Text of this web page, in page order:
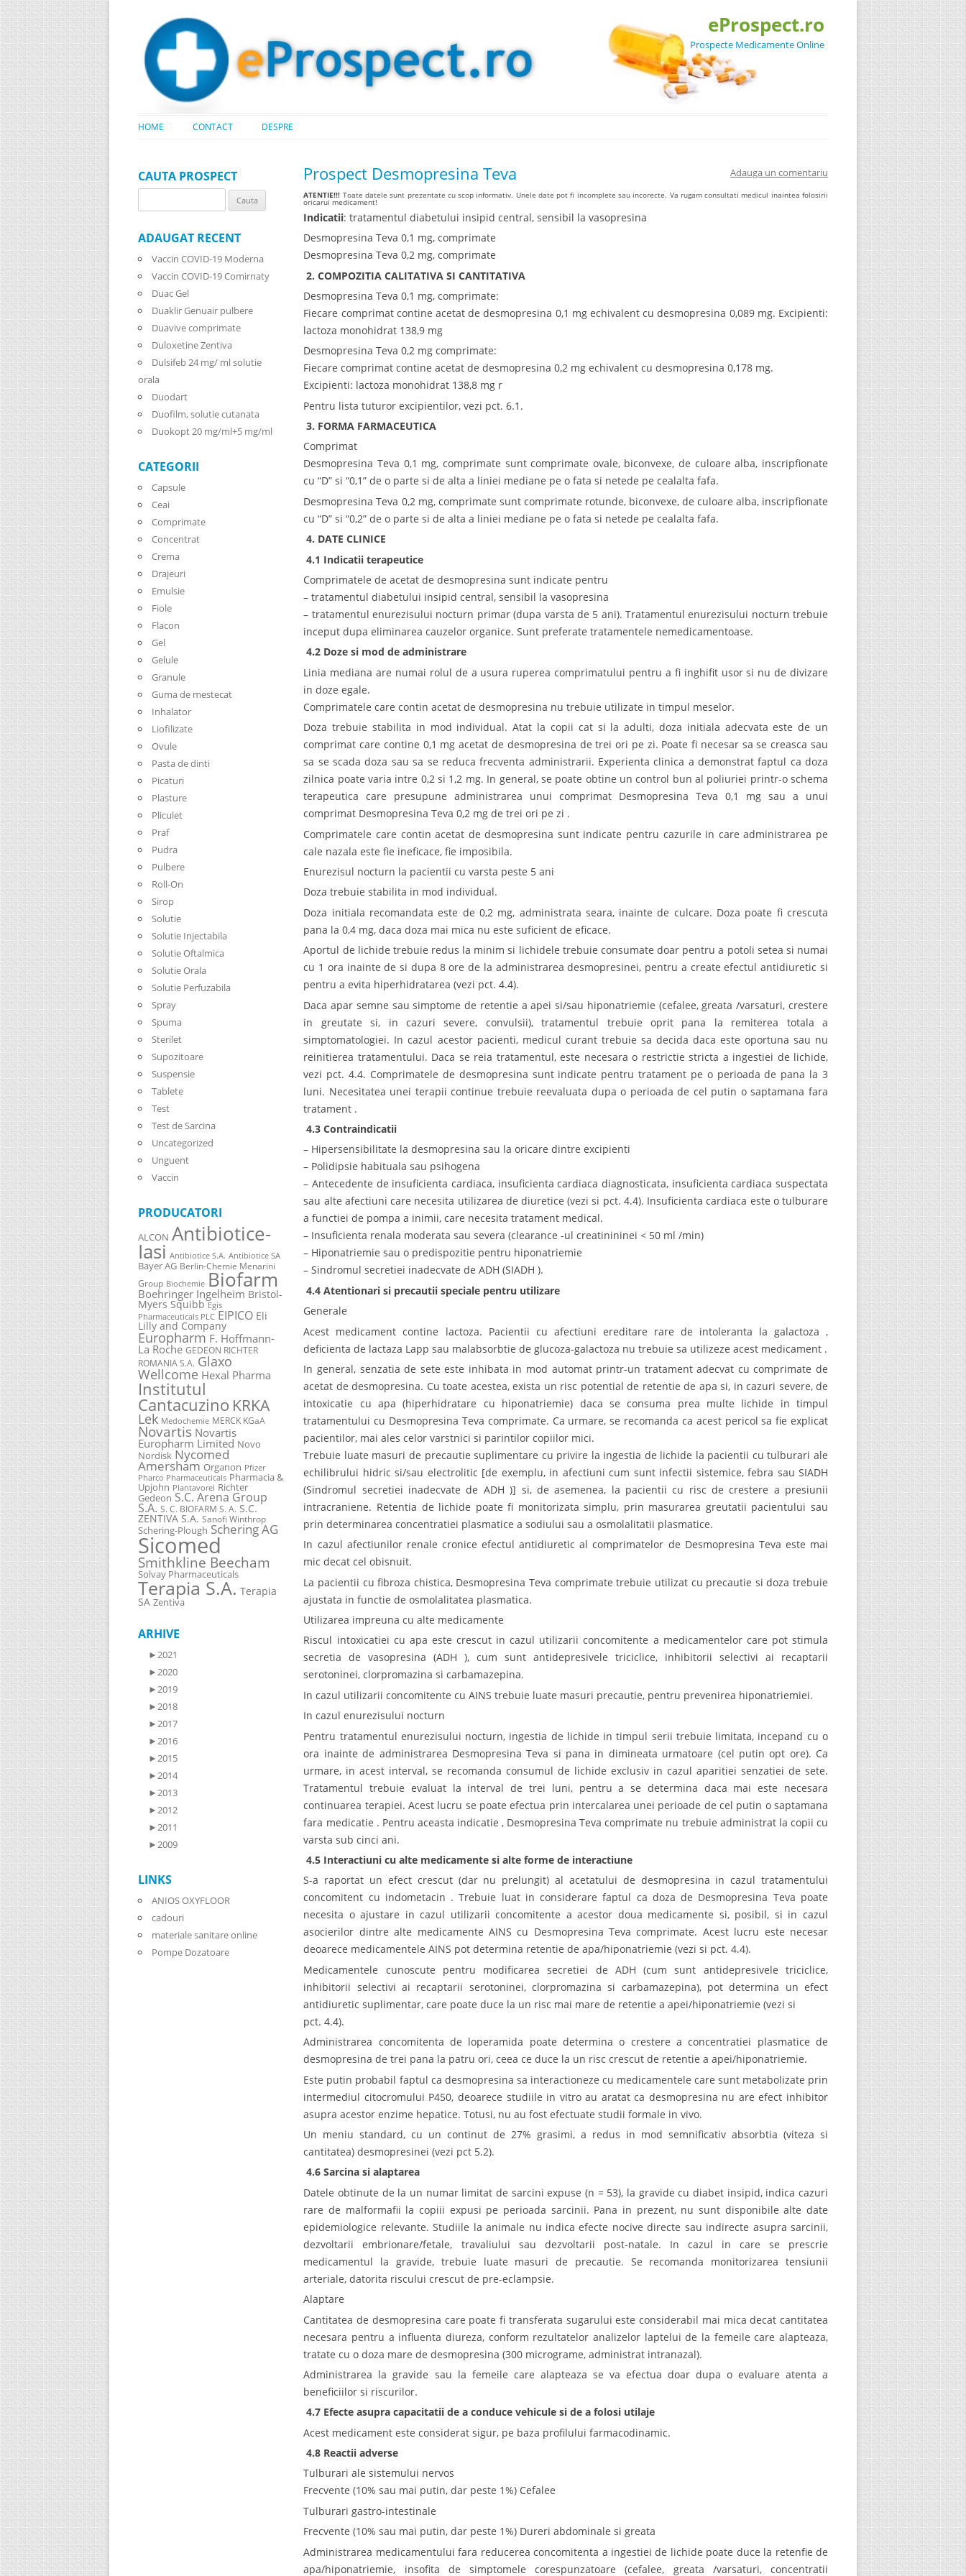
eProspect.ro
Prospecte Medicamente Online
HOME CONTACT DESPRE
Prospect Desmopresina Teva Adauga un comentariu
ATENTIE!!! Toate datele sunt prezentate cu scop informativ. Unele date pot fi incomplete sau incorecte. Va rugam consultati medicul inaintea folosirii
oricarui medicament!
Indicatii: tratamentul diabetului insipid central, sensibil la vasopresina
Desmopresina Teva 0,1 mg, comprimate
Desmopresina Teva 0,2 mg, comprimate
2. COMPOZITIA CALITATIVA SI CANTITATIVA
Desmopresina Teva 0,1 mg, comprimate:
Fiecare comprimat contine acetat de desmopresina 0,1 mg echivalent cu desmopresina 0,089 mg. Excipienti:
lactoza monohidrat 138,9 mg
Desmopresina Teva 0,2 mg comprimate:
Fiecare comprimat contine acetat de desmopresina 0,2 mg echivalent cu desmopresina 0,178 mg.
Excipienti: lactoza monohidrat 138,8 mg r
Pentru lista tuturor excipientilor, vezi pct. 6.1.
3. FORMA FARMACEUTICA
Comprimat
Desmopresina Teva 0,1 mg, comprimate sunt comprimate ovale, biconvexe, de culoare alba, inscripfionate
cu “D” si “0,1” de o parte si de alta a liniei mediane pe o fata si netede pe cealalta fafa.
Desmopresina Teva 0,2 mg, comprimate sunt comprimate rotunde, biconvexe, de culoare alba, inscripfionate
cu “D” si “0,2” de o parte si de alta a liniei mediane pe o fata si netede pe cealalta fafa.
4. DATE CLINICE
4.1 Indicatii terapeutice
Comprimatele de acetat de desmopresina sunt indicate pentru
– tratamentul diabetului insipid central, sensibil la vasopresina
– tratamentul enurezisului nocturn primar (dupa varsta de 5 ani). Tratamentul enurezisului nocturn trebuie
inceput dupa eliminarea cauzelor organice. Sunt preferate tratamentele nemedicamentoase.
4.2 Doze si mod de administrare
Linia mediana are numai rolul de a usura ruperea comprimatului pentru a fi inghifit usor si nu de divizare
in doze egale.
Comprimatele care contin acetat de desmopresina nu trebuie utilizate in timpul meselor.
Doza trebuie stabilita in mod individual. Atat la copii cat si la adulti, doza initiala adecvata este de un
comprimat care contine 0,1 mg acetat de desmopresina de trei ori pe zi. Poate fi necesar sa se creasca sau
sa se scada doza sau sa se reduca frecventa administrarii. Experienta clinica a demonstrat faptul ca doza
zilnica poate varia intre 0,2 si 1,2 mg. In general, se poate obtine un control bun al poliuriei printr-o schema
terapeutica care presupune administrarea unui comprimat Desmopresina Teva 0,1 mg sau a unui
comprimat Desmopresina Teva 0,2 mg de trei ori pe zi .
Comprimatele care contin acetat de desmopresina sunt indicate pentru cazurile in care administrarea pe
cale nazala este fie ineficace, fie imposibila.
Enurezisul nocturn la pacientii cu varsta peste 5 ani
Doza trebuie stabilita in mod individual.
Doza initiala recomandata este de 0,2 mg, administrata seara, inainte de culcare. Doza poate fi crescuta
pana la 0,4 mg, daca doza mai mica nu este suficient de eficace.
Aportul de lichide trebuie redus la minim si lichidele trebuie consumate doar pentru a potoli setea si numai
cu 1 ora inainte de si dupa 8 ore de la administrarea desmopresinei, pentru a create efectul antidiuretic si
pentru a evita hiperhidratarea (vezi pct. 4.4).
Daca apar semne sau simptome de retentie a apei si/sau hiponatriemie (cefalee, greata /varsaturi, crestere
in greutate si, in cazuri severe, convulsii), tratamentul trebuie oprit pana la remiterea totala a
simptomatologiei. In cazul acestor pacienti, medicul curant trebuie sa decida daca este oportuna sau nu
reinitierea tratamentului. Daca se reia tratamentul, este necesara o restrictie stricta a ingestiei de lichide,
vezi pct. 4.4. Comprimatele de desmopresina sunt indicate pentru tratament pe o perioada de pana la 3
luni. Necesitatea unei terapii continue trebuie reevaluata dupa o perioada de cel putin o saptamana fara
tratament .
4.3 Contraindicatii
– Hipersensibilitate la desmopresina sau la oricare dintre excipienti
– Polidipsie habituala sau psihogena
– Antecedente de insuficienta cardiaca, insuficienta cardiaca diagnosticata, insuficienta cardiaca suspectata
sau alte afectiuni care necesita utilizarea de diuretice (vezi si pct. 4.4). Insuficienta cardiaca este o tulburare
a functiei de pompa a inimii, care necesita tratament medical.
– Insuficienta renala moderata sau severa (clearance -ul creatinininei < 50 ml /min)
– Hiponatriemie sau o predispozitie pentru hiponatriemie
– Sindromul secretiei inadecvate de ADH (SIADH ).
4.4 Atentionari si precautii speciale pentru utilizare
Generale
Acest medicament contine lactoza. Pacientii cu afectiuni ereditare rare de intoleranta la galactoza ,
deficienta de lactaza Lapp sau malabsorbtie de glucoza-galactoza nu trebuie sa utilizeze acest medicament .
In general, senzatia de sete este inhibata in mod automat printr-un tratament adecvat cu comprimate de
acetat de desmopresina. Cu toate acestea, exista un risc potential de retentie de apa si, in cazuri severe, de
intoxicatie cu apa (hiperhidratare cu hiponatriemie) daca se consuma prea multe lichide in timpul
tratamentului cu Desmopresina Teva comprimate. Ca urmare, se recomanda ca acest pericol sa fie explicat
pacientilor, mai ales celor varstnici si parintilor copiilor mici.
Trebuie luate masuri de precautie suplimentare cu privire la ingestia de lichide la pacientii cu tulburari ale
echilibrului hidric si/sau electrolitic [de exemplu, in afectiuni cum sunt infectii sistemice, febra sau SIADH
(Sindromul secretiei inadecvate de ADH )] si, de asemenea, la pacientii cu risc de crestere a presiunii
intracraniene. Retentia de lichide poate fi monitorizata simplu, prin masurarea greutatii pacientului sau
prin determinarea concentratiei plasmatice a sodiului sau a osmolalitatii plasmatice.
In cazul afectiunilor renale cronice efectul antidiuretic al comprimatelor de Desmopresina Teva este mai
mic decat cel obisnuit.
La pacientii cu fibroza chistica, Desmopresina Teva comprimate trebuie utilizat cu precautie si doza trebuie
ajustata in functie de osmolalitatea plasmatica.
Utilizarea impreuna cu alte medicamente
Riscul intoxicatiei cu apa este crescut in cazul utilizarii concomitente a medicamentelor care pot stimula
secretia de vasopresina (ADH ), cum sunt antidepresivele triciclice, inhibitorii selectivi ai recaptarii
serotoninei, clorpromazina si carbamazepina.
In cazul utilizarii concomitente cu AINS trebuie luate masuri precautie, pentru prevenirea hiponatriemiei.
In cazul enurezisului nocturn
Pentru tratamentul enurezisului nocturn, ingestia de lichide in timpul serii trebuie limitata, incepand cu o
ora inainte de administrarea Desmopresina Teva si pana in dimineata urmatoare (cel putin opt ore). Ca
urmare, in acest interval, se recomanda consumul de lichide exclusiv in cazul aparitiei senzatiei de sete.
Tratamentul trebuie evaluat la interval de trei luni, pentru a se determina daca mai este necesara
continuarea terapiei. Acest lucru se poate efectua prin intercalarea unei perioade de cel putin o saptamana
fara medicatie . Pentru aceasta indicatie , Desmopresina Teva comprimate nu trebuie administrat la copii cu
varsta sub cinci ani.
4.5 Interactiuni cu alte medicamente si alte forme de interactiune
S-a raportat un efect crescut (dar nu prelungit) al acetatului de desmopresina in cazul tratamentului
concomitent cu indometacin . Trebuie luat in considerare faptul ca doza de Desmopresina Teva poate
necesita o ajustare in cazul utilizarii concomitente a acestor doua medicamente si, posibil, si in cazul
asocierilor dintre alte medicamente AINS cu Desmopresina Teva comprimate. Acest lucru este necesar
deoarece medicamentele AINS pot determina retentie de apa/hiponatriemie (vezi si pct. 4.4).
Medicamentele cunoscute pentru modificarea secretiei de ADH (cum sunt antidepresivele triciclice,
inhibitorii selectivi ai recaptarii serotoninei, clorpromazina si carbamazepina), pot determina un efect
antidiuretic suplimentar, care poate duce la un risc mai mare de retentie a apei/hiponatriemie (vezi si
pct. 4.4).
Administrarea concomitenta de loperamida poate determina o crestere a concentratiei plasmatice de
desmopresina de trei pana la patru ori, ceea ce duce la un risc crescut de retentie a apei/hiponatriemie.
Este putin probabil faptul ca desmopresina sa interactioneze cu medicamentele care sunt metabolizate prin
intermediul citocromului P450, deoarece studiile in vitro au aratat ca desmopresina nu are efect inhibitor
asupra acestor enzime hepatice. Totusi, nu au fost efectuate studii formale in vivo.
Un meniu standard, cu un continut de 27% grasimi, a redus in mod semnificativ absorbtia (viteza si
cantitatea) desmopresinei (vezi pct 5.2).
4.6 Sarcina si alaptarea
Datele obtinute de la un numar limitat de sarcini expuse (n = 53), la gravide cu diabet insipid, indica cazuri
rare de malformafii la copiii expusi pe perioada sarcinii. Pana in prezent, nu sunt disponibile alte date
epidemiologice relevante. Studiile la animale nu indica efecte nocive directe sau indirecte asupra sarcinii,
dezvoltarii embrionare/fetale, travaliului sau dezvoltarii post-natale. In cazul in care se prescrie
medicamentul la gravide, trebuie luate masuri de precautie. Se recomanda monitorizarea tensiunii
arteriale, datorita riscului crescut de pre-eclampsie.
Alaptare
Cantitatea de desmopresina care poate fi transferata sugarului este considerabil mai mica decat cantitatea
necesara pentru a influenta diureza, conform rezultatelor analizelor laptelui de la femeile care alapteaza,
tratate cu o doza mare de desmopresina (300 micrograme, administrat intranazal).
Administrarea la gravide sau la femeile care alapteaza se va efectua doar dupa o evaluare atenta a
beneficiilor si riscurilor.
4.7 Efecte asupra capacitatii de a conduce vehicule si de a folosi utilaje
Acest medicament este considerat sigur, pe baza profilului farmacodinamic.
4.8 Reactii adverse
Tulburari ale sistemului nervos
Frecvente (10% sau mai putin, dar peste 1%) Cefalee
Tulburari gastro-intestinale
Frecvente (10% sau mai putin, dar peste 1%) Dureri abdominale si greata
Administrarea medicamentului fara reducerea concomitenta a ingestiei de lichide poate duce la retenfie de
apa/hiponatriemie, insofita de simptomele corespunzatoare (cefalee, greata /varsaturi, concentratii
CAUTA PROSPECT
for:
ADAUGAT RECENT
Vaccin COVID-19 Moderna
Vaccin COVID-19 Comirnaty
Duac Gel
Duaklir Genuair pulbere
Duavive comprimate
Duloxetine Zentiva
Dulsifeb 24 mg/ ml solutie
orala
Duodart
Duofilm, solutie cutanata
Duokopt 20 mg/ml+5 mg/ml
CATEGORII
Capsule
Ceai
Comprimate
Concentrat
Crema
Drajeuri
Emulsie
Fiole
Flacon
Gel
Gelule
Granule
Guma de mestecat
Inhalator
Liofilizate
Ovule
Pasta de dinti
Picaturi
Plasture
Pliculet
Praf
Pudra
Pulbere
Roll-On
Sirop
Solutie
Solutie Injectabila
Solutie Oftalmica
Solutie Orala
Solutie Perfuzabila
Spray
Spuma
Sterilet
Supozitoare
Suspensie
Tablete
Test
Test de Sarcina
Uncategorized
Unguent
Vaccin
PRODUCATORI
ALCON Antibiotice-
Iasi Antibiotice S.A. Antibiotice SA
Bayer AG Berlin-Chemie Menarini
Group Biochemie Biofarm
Boehringer Ingelheim Bristol-
Myers Squibb Egis
Pharmaceuticals PLC EIPICO Eli
Lilly and Company
Europharm F. Hoffmann-
La Roche GEDEON RICHTER
ROMANIA S.A. Glaxo
Wellcome Hexal Pharma
Institutul
Cantacuzino KRKA
Lek Medochemie MERCK KGaA
Novartis Novartis
Europharm Limited Novo
Nordisk Nycomed
Amersham Organon Pfizer
Pharco Pharmaceuticals Pharmacia &
Upjohn Plantavorel Richter
Gedeon S.C. Arena Group
S.A. S. C. BIOFARM S. A. S.C.
ZENTIVA S.A. Sanofi Winthrop
Schering-Plough Schering AG
Sicomed
Smithkline Beecham
Solvay Pharmaceuticals
Terapia S.A. Terapia
SA Zentiva
ARHIVE
►2021
►2020
►2019
►2018
►2017
►2016
►2015
►2014
►2013
►2012
►2011
►2009
LINKS
ANIOS OXYFLOOR
cadouri
materiale sanitare online
Pompe Dozatoare